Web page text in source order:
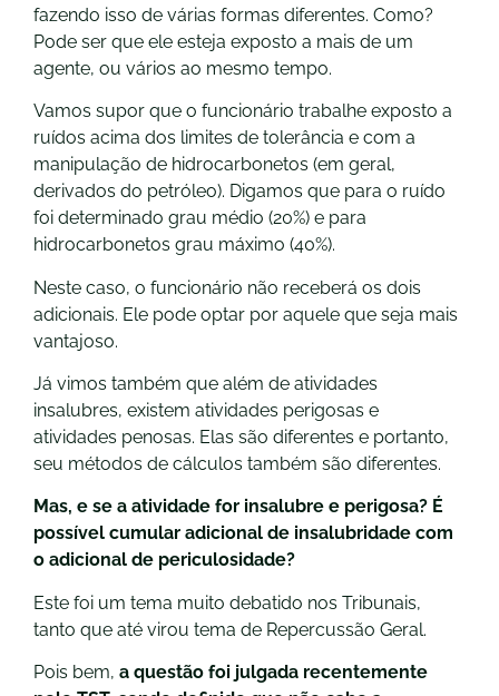
fazendo isso de várias formas diferentes. Como?
Pode ser que ele esteja exposto a mais de um
agente, ou vários ao mesmo tempo.
Vamos supor que o funcionário trabalhe exposto a
ruídos acima dos limites de tolerância e com a
manipulação de hidrocarbonetos (em geral,
derivados do petróleo). Digamos que para o ruído
foi determinado grau médio (20%) e para
hidrocarbonetos grau máximo (40%).
Neste caso, o funcionário não receberá os dois
adicionais. Ele pode optar por aquele que seja mais
vantajoso.
Já vimos também que além de atividades
insalubres, existem atividades perigosas e
atividades penosas. Elas são diferentes e portanto,
seu métodos de cálculos também são diferentes.
Mas, e se a atividade for insalubre e perigosa? É
possível cumular adicional de insalubridade com
o adicional de periculosidade?
Este foi um tema muito debatido nos Tribunais,
tanto que até virou tema de Repercussão Geral.
Pois bem, a questão foi julgada recentemente